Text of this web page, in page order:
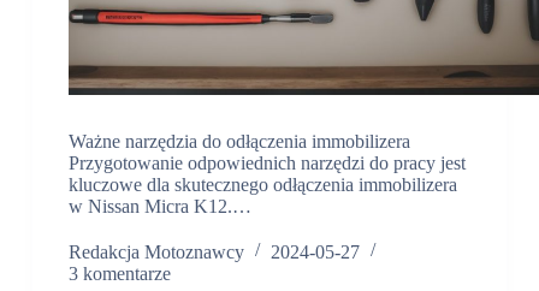
Ważne narzędzia do odłączenia immobilizera
Przygotowanie odpowiednich narzędzi do pracy jest
kluczowe dla skutecznego odłączenia immobilizera
w Nissan Micra K12.…
Redakcja Motoznawcy
2024-05-27
3 komentarze